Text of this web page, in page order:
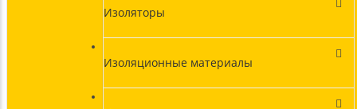
Изоляторы
Изоляционные материалы